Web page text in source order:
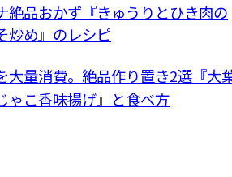
絶品おかず『きゅうりとひき肉の
炒め』のレシピ